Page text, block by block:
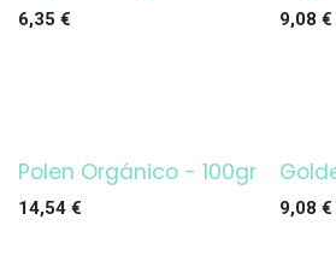
6,35 € 9,08 €
Polen Orgánico - 100gr
14,54 € 9,08 €